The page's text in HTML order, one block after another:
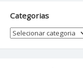
Categorias
Categorias